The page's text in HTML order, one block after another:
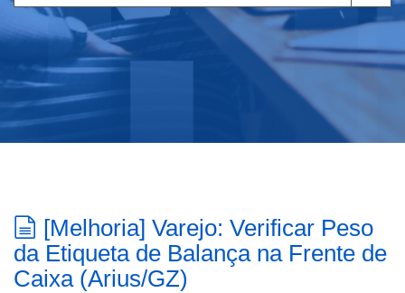
for:
[Melhoria] Varejo: Verificar Peso
da Etiqueta de Balança na Frente de
Caixa (Arius/GZ)